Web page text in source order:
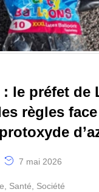
le préfet de
règles
7 mai 2026
, Santé, Société